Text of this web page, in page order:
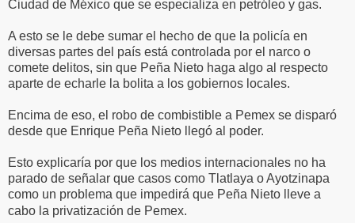
Ciudad de México que se especializa en petróleo y gas.
A esto se le debe sumar el hecho de que la policía en
diversas partes del país está controlada por el narco o
comete delitos, sin que Peña Nieto haga algo al respecto
aparte de echarle la bolita a los gobiernos locales.
Encima de eso, el robo de combistible a Pemex se disparó
desde que Enrique Peña Nieto llegó al poder.
Esto explicaría por que los medios internacionales no ha
parado de señalar que casos como Tlatlaya o Ayotzinapa
como un problema que impedirá que Peña Nieto lleve a
cabo la privatización de Pemex.